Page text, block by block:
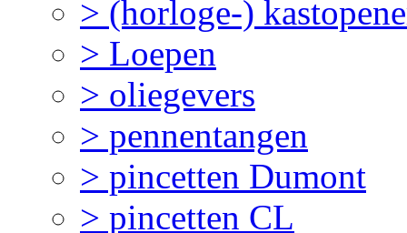
> (horloge-)
> Loepen
> oliegevers
> pennentangen
> pincetten Dumont
> pincetten CL